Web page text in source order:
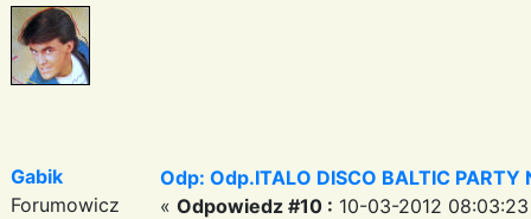
Gabik
Forumowicz
Odp: Odp.ITALO DISCO BALTIC PARTY
« Odpowiedz #10 : 10-03-2012